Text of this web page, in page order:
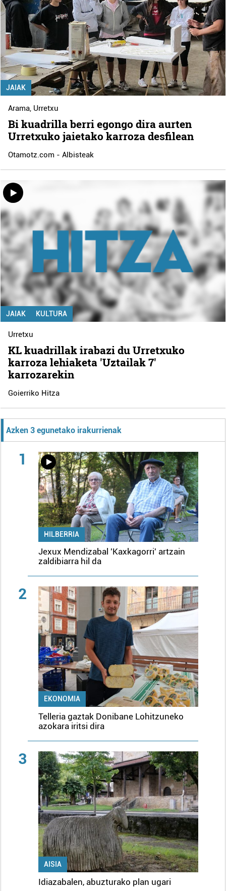
JAIAK
Arama, Urretxu
Bi kuadrilla berri egongo dira aurten
Urretxuko jaietako karroza desfilean
Otamotz.com - Albisteak
JAIAK KULTURA
Urretxu
KL kuadrillak irabazi du Urretxuko
karroza lehiaketa 'Uztailak 7'
karrozarekin
Goierriko Hitza
Azken 3 egunetako irakurrienak
1
HILBERRIA
Jexux Mendizabal 'Kaxkagorri' artzain
zaldibiarra hil da
2
EKONOMIA
Telleria gaztak Donibane Lohitzuneko
azokara iritsi dira
3
AISIA
Idiazabalen, abuzturako plan ugari